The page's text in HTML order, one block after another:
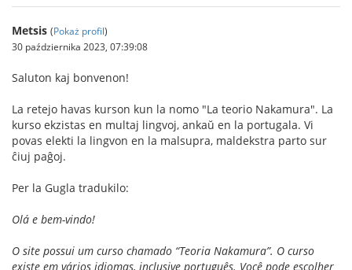
Metsis (Pokaż profil)
30 października 2023, 07:39:08
Saluton kaj bonvenon!
La retejo havas kurson kun la nomo "La teorio Nakamura". La
kurso ekzistas en multaj lingvoj, ankaŭ en la portugala. Vi
povas elekti la lingvon en la malsupra, maldekstra parto sur
ĉiuj paĝoj.
Per la Gugla tradukilo:
Olá e bem-vindo!
O site possui um curso chamado “Teoria Nakamura”. O curso
existe em vários idiomas, inclusive português. Você pode escolher